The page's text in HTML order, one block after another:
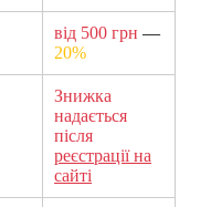
від 500 грн —
20%
Знижка
надається
після
реєстрації на
сайті